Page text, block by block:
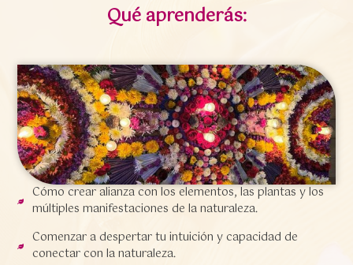
Qué aprenderás:
Cómo crear alianza con los elementos, las plantas y los
múltiples manifestaciones de la naturaleza.
Comenzar a despertar tu intuición y capacidad de
conectar con la naturaleza.